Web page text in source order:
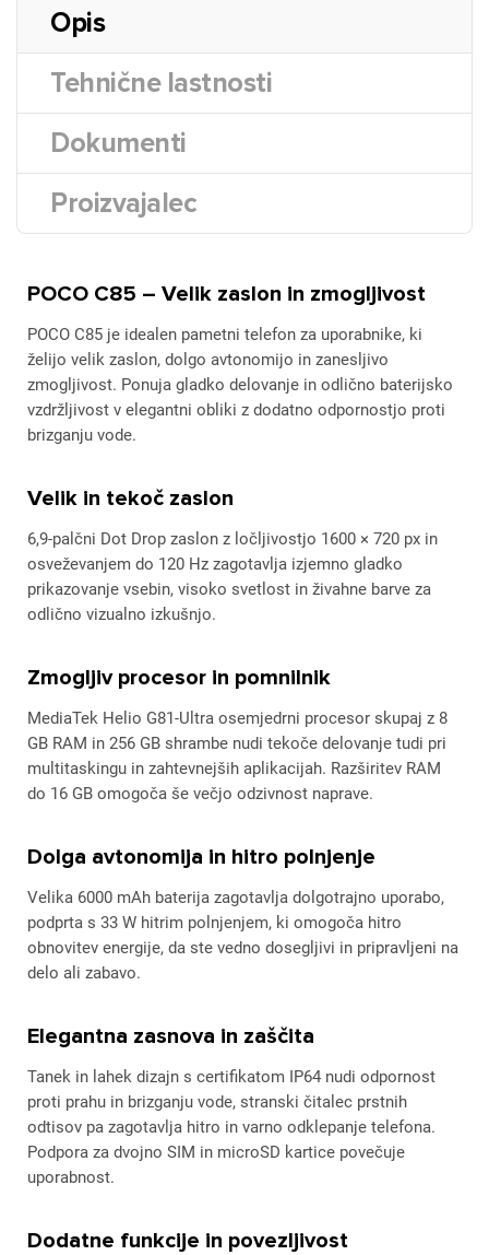
Opis
Tehnične lastnosti
Dokumenti
Proizvajalec
POCO C85 – Velik zaslon in zmogljivost
POCO C85 je idealen pametni telefon za uporabnike, ki
želijo velik zaslon, dolgo avtonomijo in zanesljivo
zmogljivost. Ponuja gladko delovanje in odlično baterijsko
vzdržljivost v elegantni obliki z dodatno odpornostjo proti
brizganju vode.
Velik in tekoč zaslon
6,9-palčni Dot Drop zaslon z ločljivostjo 1600 × 720 px in
osveževanjem do 120 Hz zagotavlja izjemno gladko
prikazovanje vsebin, visoko svetlost in živahne barve za
odlično vizualno izkušnjo.
Zmogljiv procesor in pomnilnik
MediaTek Helio G81-Ultra osemjedrni procesor skupaj z 8
GB RAM in 256 GB shrambe nudi tekoče delovanje tudi pri
multitaskingu in zahtevnejših aplikacijah. Razširitev RAM
do 16 GB omogoča še večjo odzivnost naprave.
Dolga avtonomija in hitro polnjenje
Velika 6000 mAh baterija zagotavlja dolgotrajno uporabo,
podprta s 33 W hitrim polnjenjem, ki omogoča hitro
obnovitev energije, da ste vedno dosegljivi in pripravljeni na
delo ali zabavo.
Elegantna zasnova in zaščita
Tanek in lahek dizajn s certifikatom IP64 nudi odpornost
proti prahu in brizganju vode, stranski čitalec prstnih
odtisov pa zagotavlja hitro in varno odklepanje telefona.
Podpora za dvojno SIM in microSD kartice povečuje
uporabnost.
Dodatne funkcije in povezljivost